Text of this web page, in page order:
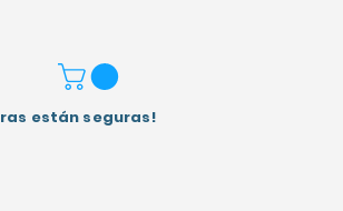
están seguras!